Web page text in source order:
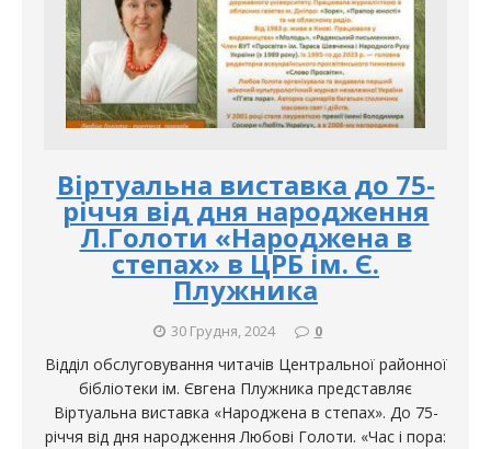
Віртуальна виставка до 75-
річчя від дня народження
Л.Голоти «Народжена в
степах» в ЦРБ ім. Є.
Плужника
30 Грудня, 2024 0
Відділ обслуговування читачів Центральної районної
бібліотеки ім. Євгена Плужника представляє
Віртуальна виставка «Народжена в степах». До 75-
річчя від дня народження Любові Голоти. «Час і пора: